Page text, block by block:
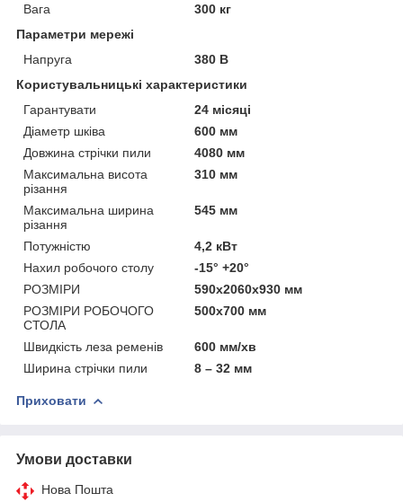
Вага
300 кг
Параметри мережі
Напруга
380 В
Користувальницькі характеристики
Гарантувати
24 місяці
Діаметр шківа
600 мм
Довжина стрічки пили
4080 мм
Максимальна висота
різання
310 мм
Максимальна ширина
різання
545 мм
Потужністю
4,2 кВт
Нахил робочого столу
-15° +20°
РОЗМІРИ
590x2060x930 мм
РОЗМІРИ РОБОЧОГО
СТОЛА
500x700 мм
Швидкість леза ременів
600 мм/хв
Ширина стрічки пили
8 – 32 мм
Приховати
Умови доставки
Нова Пошта